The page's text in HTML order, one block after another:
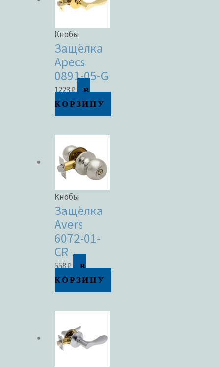
Кнобы
Защёлка
Apecs
0891-05-G
1223₽
В
КОРЗИНУ
Кнобы
Защёлка
Avers
6072-01-
CR
558₽
В
КОРЗИНУ